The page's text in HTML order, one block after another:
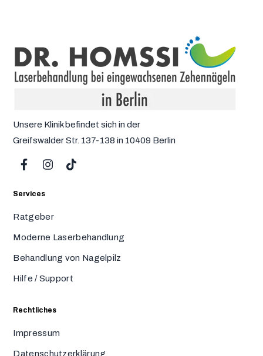
Unsere Klinik befindet sich in der
Greifswalder Str. 137-138 in 10409 Berlin
Services
Ratgeber
Moderne Laserbehandlung
Behandlung von Nagelpilz
Hilfe / Support
Rechtliches
Impressum
Datenschutzerklärung